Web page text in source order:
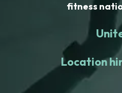
fitness
Location